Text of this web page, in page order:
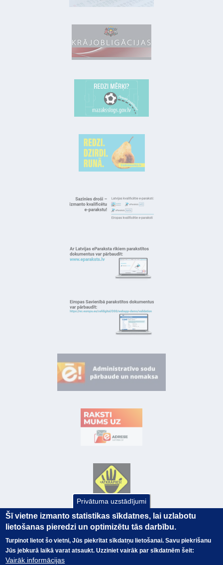
Privātuma uzstādījumi
Šī vietne izmanto statistikas sīkdatnes, lai uzlabotu
lietošanas pieredzi un optimizētu tās darbību.
Turpinot lietot šo vietni, Jūs piekrītat sīkdatņu lietošanai. Savu piekrišanu
Jūs jebkurā laikā varat atsaukt. Uzziniet vairāk par sīkdatnēm šeit:
Vairāk informācijas